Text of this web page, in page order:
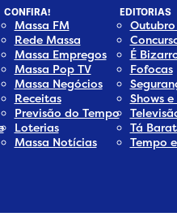
CONFIRA!
Massa FM
Rede Massa
Massa Empregos
Massa Pop TV
Massa Negócios
Receitas
Previsão do Tempo
Loterias
Massa Notícias
EDITORIAS
É
Fofocas
Shows
Tá
Tempo